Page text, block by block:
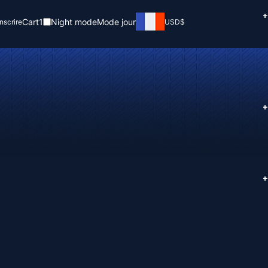
Cart1 Night modeMode jour USD$
+
+
+